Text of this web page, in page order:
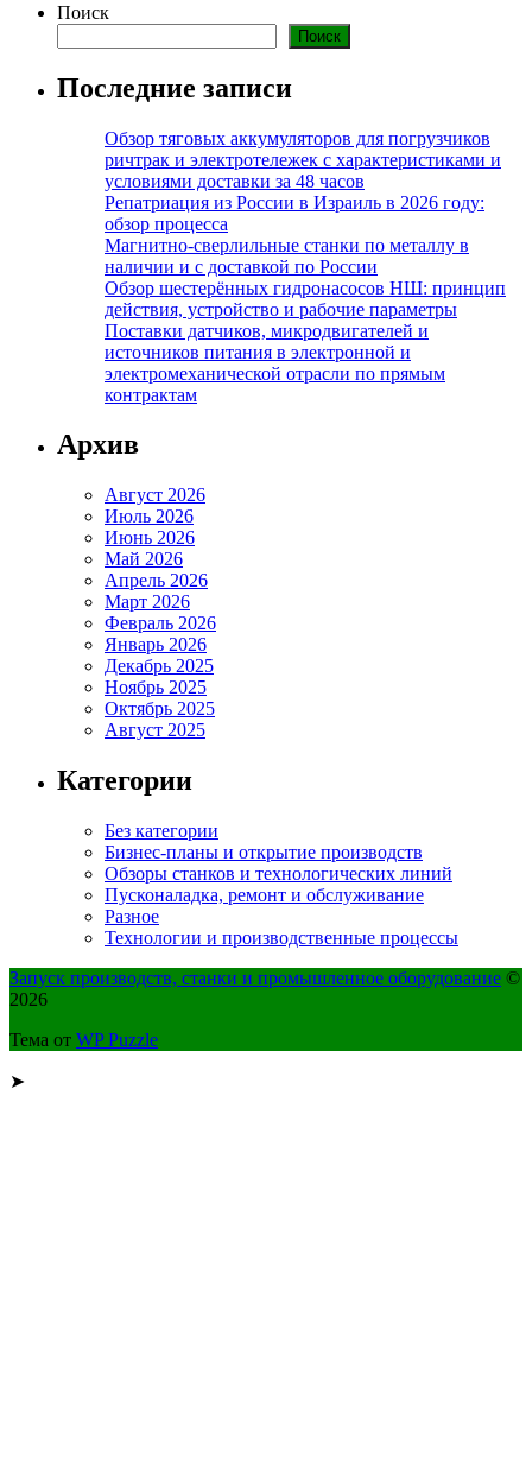
Поиск
Поиск
Последние записи
Обзор тяговых аккумуляторов для погрузчиков
ричтрак и электротележек с характеристиками и
условиями доставки за 48 часов
Репатриация из России в Израиль в 2026 году:
обзор процесса
Магнитно-сверлильные станки по металлу в
наличии и с доставкой по России
Обзор шестерённых гидронасосов НШ: принцип
действия, устройство и рабочие параметры
Поставки датчиков, микродвигателей и
источников питания в электронной и
электромеханической отрасли по прямым
контрактам
Архив
Август 2026
Июль 2026
Июнь 2026
Май 2026
Апрель 2026
Март 2026
Февраль 2026
Январь 2026
Декабрь 2025
Ноябрь 2025
Октябрь 2025
Август 2025
Категории
Без категории
Бизнес-планы и открытие производств
Обзоры станков и технологических линий
Пусконаладка, ремонт и обслуживание
Разное
Технологии и производственные процессы
Запуск производств, станки и промышленное оборудование ©
2026
Тема от WP Puzzle
➤